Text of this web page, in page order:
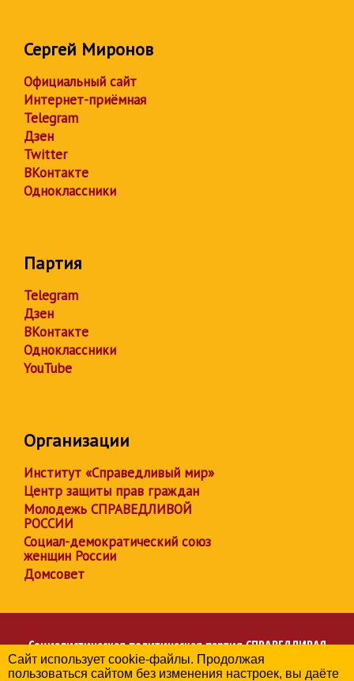
Сергей Миронов
Официальный сайт
Интернет-приёмная
Telegram
Дзен
Twitter
ВКонтакте
Одноклассники
Партия
Telegram
Дзен
ВКонтакте
Одноклассники
YouTube
Организации
Институт «Справедливый мир»
Центр защиты прав граждан
Молодежь СПРАВЕДЛИВОЙ
РОССИИ
Социал-демократический союз
женщин России
Домсовет
Социалистическая политическая партияСПРАВЕДЛИВАЯ
РОССИЯ
Сайт использует cookie-файлы. Продолжая
пользоваться сайтом без изменения настроек, вы даёте